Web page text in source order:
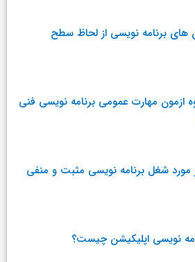
های برنامه نویسی از لحاظ سطح
ازمون مهارت عمومی برنامه نویسی فنی
مورد شغل برنامه نویسی مثبت و منفی
نویسی اپلیکیشن چیست؟